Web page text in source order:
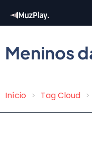
content
Meninos
Breadcrumb
Início Tag Cloud